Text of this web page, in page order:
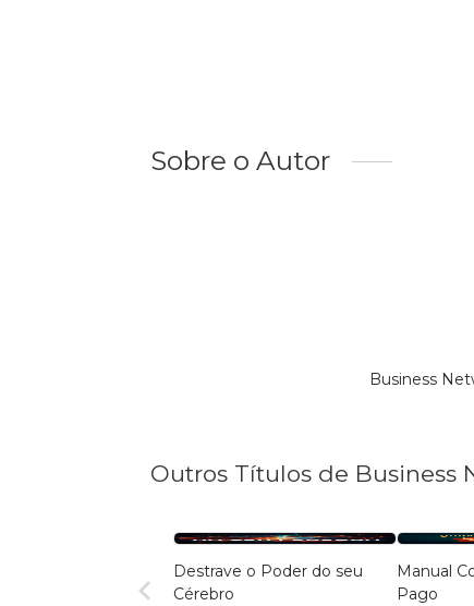
Sobre o Autor
Business
Outros Títulos de Business
Destrave o Poder do seu
Cérebro
Manual
Pago